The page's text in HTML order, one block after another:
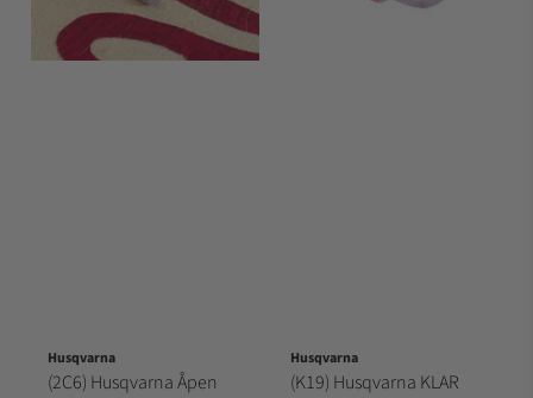
Husqvarna
(2C6) Husqvarna Åpen
Husqvarna
(K19) Husqvarna KLAR